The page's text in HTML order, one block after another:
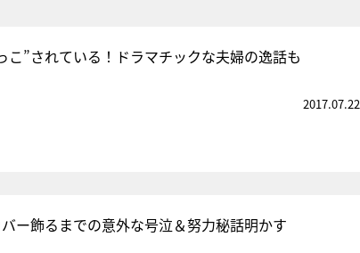
こ”されている！ドラマチックな夫婦の逸話も
2017.07.22
ー飾るまでの意外な号泣＆努力秘話明かす